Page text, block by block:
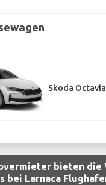
Skoda Octavia
bieten die
bei Larnaca